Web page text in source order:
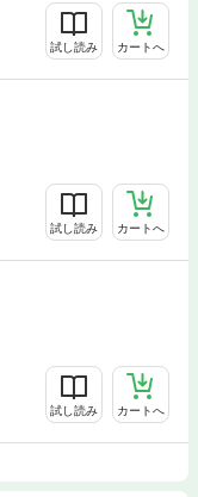
試し読み カートへ
試し読み カートへ
試し読み カートへ